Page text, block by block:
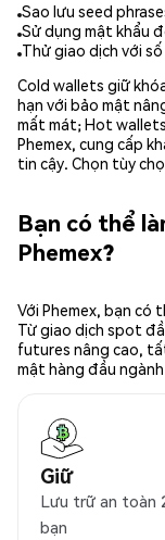
Sao lưu seed
Sử dụng mật khẩu
Thử giao dịch với
Cold wallets giữ
hạn với bảo mật
mất mát; Hot
Phemex, cung cấp
tin cậy. Chọn tùy
Bạn có thể
Phemex?
Với Phemex, bạn có
Từ giao dịch spot
futures nâng cao,
mật hàng đầu
Giữ
Lưu trữ an toàn
bạn